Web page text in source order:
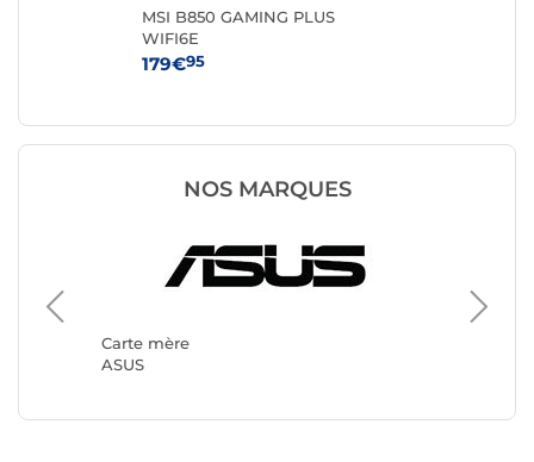
MSI B850 GAMING PLUS
WIFI6E
179€95
NOS MARQUES
Carte mère
ASUS
Carte